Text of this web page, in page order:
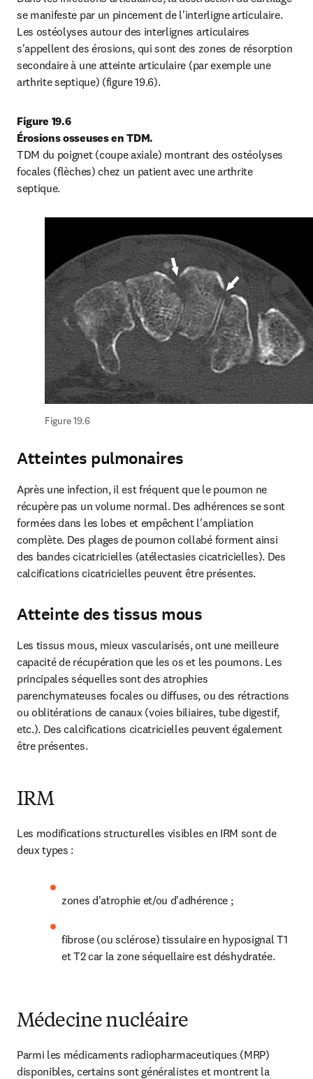
se manifeste par un pincement de l'interligne articulaire.
Les ostéolyses autour des interlignes articulaires
s'appellent des érosions, qui sont des zones de résorption
secondaire à une atteinte articulaire (par exemple une
arthrite septique) (figure 19.6).
Figure 19.6
Érosions osseuses en TDM.
TDM du poignet (coupe axiale) montrant des ostéolyses
focales (flèches) chez un patient avec une arthrite
septique.
Figure 19.6
Atteintes pulmonaires
Après une infection, il est fréquent que le poumon ne
récupère pas un volume normal. Des adhérences se sont
formées dans les lobes et empêchent l'ampliation
complète. Des plages de poumon collabé forment ainsi
des bandes cicatricielles (atélectasies cicatricielles). Des
calcifications cicatricielles peuvent être présentes.
Atteinte des tissus mous
Les tissus mous, mieux vascularisés, ont une meilleure
capacité de récupération que les os et les poumons. Les
principales séquelles sont des atrophies
parenchymateuses focales ou diffuses, ou des rétractions
ou oblitérations de canaux (voies biliaires, tube digestif,
etc.). Des calcifications cicatricielles peuvent également
être présentes.
IRM
Les modifications structurelles visibles en IRM sont de
deux types :
zones d'atrophie et/ou d'adhérence ;
fibrose (ou sclérose) tissulaire en hyposignal T1
et T2 car la zone séquellaire est déshydratée.
Médecine nucléaire
Parmi les médicaments radiopharmaceutiques (MRP)
disponibles, certains sont généralistes et montrent la